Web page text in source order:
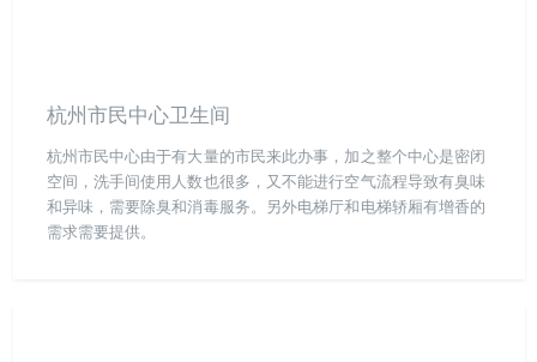
杭州市民中心卫生间
杭州市民中心由于有大量的市民来此办事，加之整个中心是密闭
空间，洗手间使用人数也很多，又不能进行空气流程导致有臭味
和异味，需要除臭和消毒服务。另外电梯厅和电梯轿厢有增香的
需求需要提供。